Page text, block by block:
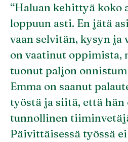
“Haluan kehittyä koko
loppuun asti. En jätä
vaan selvitän, kysyn ja
on vaatinut oppimista,
tuonut paljon
Emma on saanut
työstä ja siitä, että hän
tunnollinen
Päivittäisessä työssä